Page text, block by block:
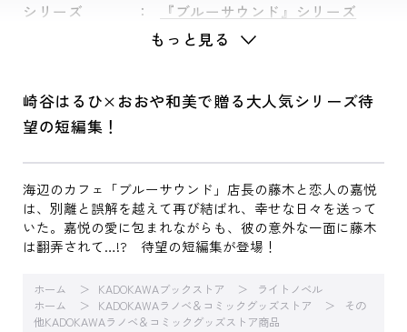
シリーズ
『ブルーサウンド』シリーズ
もっと見る
崎谷はるひ×おおや和美で贈る大人気シリーズ待
望の短編集！
海辺のカフェ「ブルーサウンド」店長の藤木と恋人の嘉悦
は、別離と誤解を越えて再び結ばれ、幸せな日々を送って
いた。嘉悦の愛に包まれながらも、彼の意外な一面に藤木
は翻弄されて…!? 待望の短編集が登場！
ホーム KADOKAWAブックストア
ライトノベル
ホーム
KADOKAWAラノベ＆コミックグッズストア
その
他KADOKAWAラノベ＆コミックグッズストア商品